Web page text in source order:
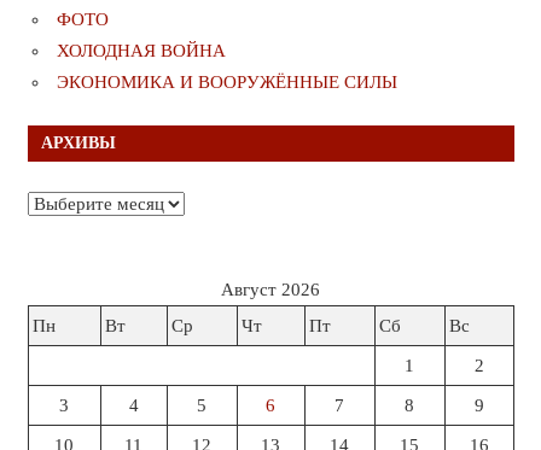
ФОТО
ХОЛОДНАЯ ВОЙНА
ЭКОНОМИКА И ВООРУЖЁННЫЕ СИЛЫ
АРХИВЫ
Архивы
Август 2026
Пн
Вт Ср Чт Пт Сб Вс
1 2
3 4 5 6 7 8 9
10 11 12 13 14 15 16